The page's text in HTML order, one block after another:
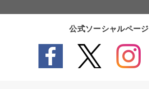
公式ソーシャルページ